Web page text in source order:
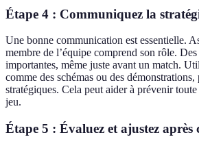
Étape 4 : Communiquez la
Une bonne communication est essentielle.
membre de l’équipe comprend son rôle.
importantes, même juste avant un match.
comme des schémas ou des
stratégiques. Cela peut aider à prévenir
jeu.
Étape 5 : Évaluez et ajustez après